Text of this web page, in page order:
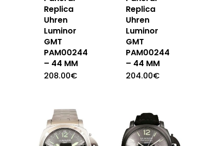
Replica
Uhren
Luminor
GMT
PAM00244
– 44 MM
208.00€
Replica
Uhren
Luminor
GMT
PAM00244
– 44 MM
204.00€